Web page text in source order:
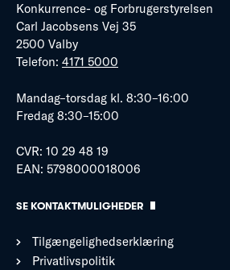
Konkurrence- og Forbrugerstyrelsen
Carl Jacobsens Vej 35
2500 Valby
Telefon: 4171 5000
Mandag–torsdag kl. 8:30–16:00
Fredag 8:30–15:00
CVR: 10 29 48 19
EAN: 5798000018006
SE KONTAKTMULIGHEDER
Tilgængelighedserklæring
Privatlivspolitik